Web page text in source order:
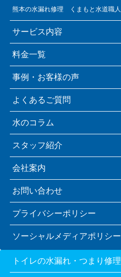
熊本の水漏れ修理 くまもと水道職人
サービス内容
料金一覧
事例・お客様の声
よくあるご質問
水のコラム
スタッフ紹介
会社案内
お問い合わせ
プライバシーポリシー
ソーシャルメディアポリシー
トイレの水漏れ・つまり修理